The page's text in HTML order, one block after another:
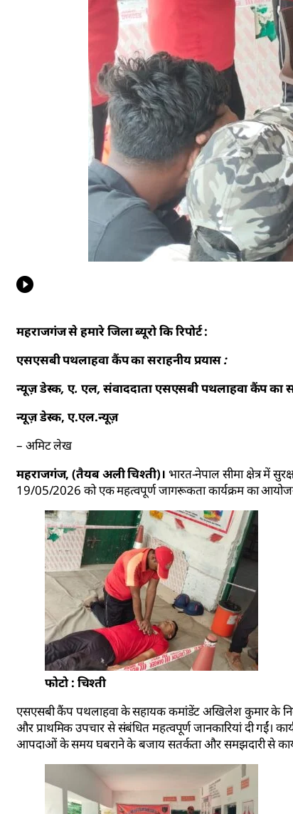
महराजगंज से हमारे जिला ब्यूरो कि रिपोर्ट :
एसएसबी पथलाहवा कैंप का सराहनीय प्रयास :
न्यूज़ डेस्क, ए. एल, संवाददाता एसएसबी पथलाहवा कैंप का
न्यूज़ डेस्क, ए.एल.न्यूज़
– अमिट लेख
महराजगंज, (तैयब अली चिश्ती)। भारत-नेपाल सीमा क्षेत्र में
19/05/2026 को एक महत्वपूर्ण जागरूकता कार्यक्रम का
फोटो : चिश्ती
एसएसबी कैंप पथलाहवा के सहायक कमांडेंट अखिलेश कुमार के
और प्राथमिक उपचार से संबंधित महत्वपूर्ण जानकारियां दी
आपदाओं के समय घबराने के बजाय सतर्कता और समझदारी से